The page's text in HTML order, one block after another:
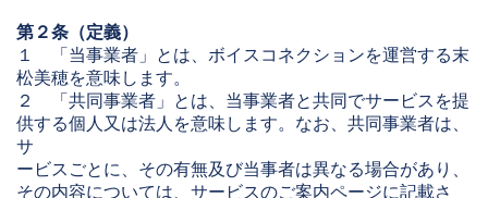
第２条（定義）
１ 「当事業者」とは、ボイスコネクションを運営する末
松美穂を意味します。
２ 「共同事業者」とは、当事業者と共同でサービスを提
供する個人又は法人を意味します。なお、共同事業者は、
サ
ービスごとに、その有無及び当事者は異なる場合があり、
その内容については、サービスのご案内ページに記載さ